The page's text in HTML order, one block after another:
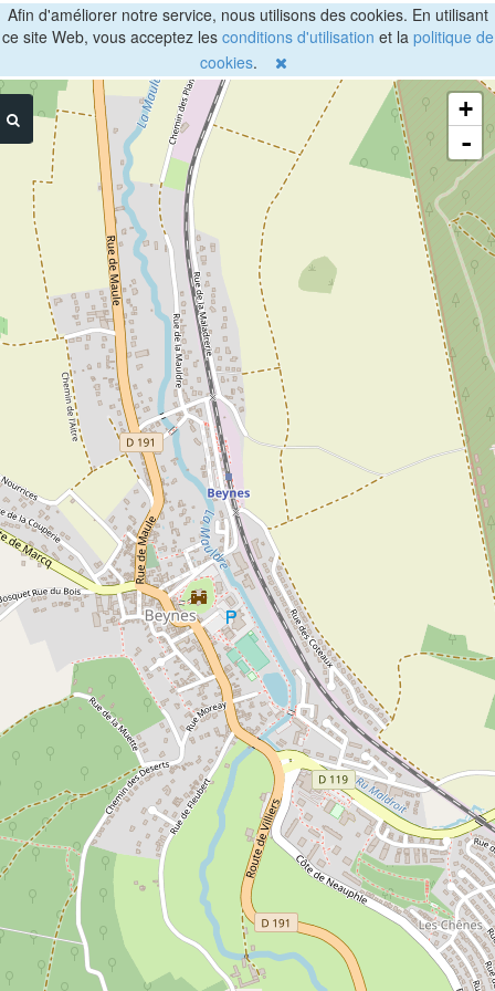
Afin d'améliorer notre service, nous utilisons des cookies. En utilisant
ce site Web, vous acceptez les conditions d'utilisation et la politique de
cookies.
+
-